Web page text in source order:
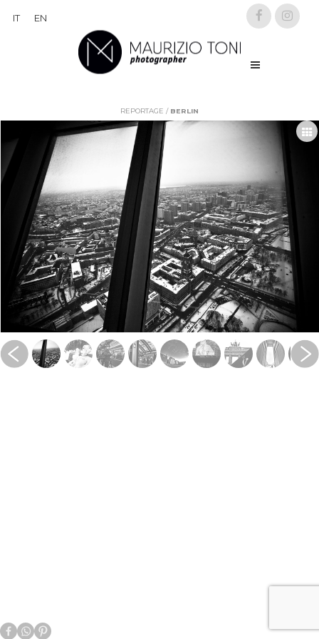
IT EN
REPORTAGE / BERLIN